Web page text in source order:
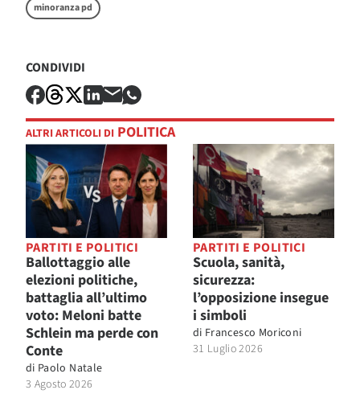
minoranza pd
CONDIVIDI
ALTRI ARTICOLI DI POLITICA
PARTITI E POLITICI
Ballottaggio alle
elezioni politiche,
battaglia all’ultimo
voto: Meloni batte
Schlein ma perde con
Conte
di Paolo Natale
3 Agosto 2026
PARTITI E POLITICI
Scuola, sanità,
sicurezza:
l’opposizione insegue
i simboli
di Francesco Moriconi
31 Luglio 2026